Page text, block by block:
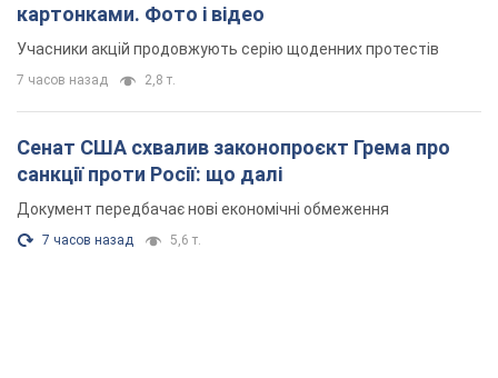
картонками. Фото і відео
Учасники акцій продовжують серію щоденних протестів
7 часов назад 2,8 т.
Сенат США схвалив законопроєкт Грема про
санкції проти Росії: що далі
Документ передбачає нові економічні обмеження
7 часов назад 5,6 т.